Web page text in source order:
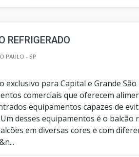
REFRIGERADO
PAULO - SP
exclusivo para Capital e Grande
comerciais que oferecem
equipamentos capazes de
desses equipamentos é o balcão
em diversas cores e com